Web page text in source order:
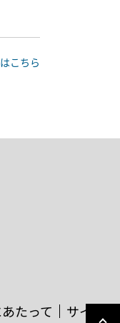
こちら
たって サイト